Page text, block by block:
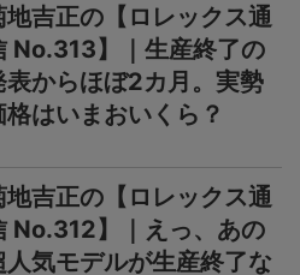
地吉正の【ロレックス通
No.313】｜生産終了の
表からほぼ2カ月。実勢
格はいまおいくら？
地吉正の【ロレックス通
No.312】｜えっ、あの
人気モデルが生産終了な